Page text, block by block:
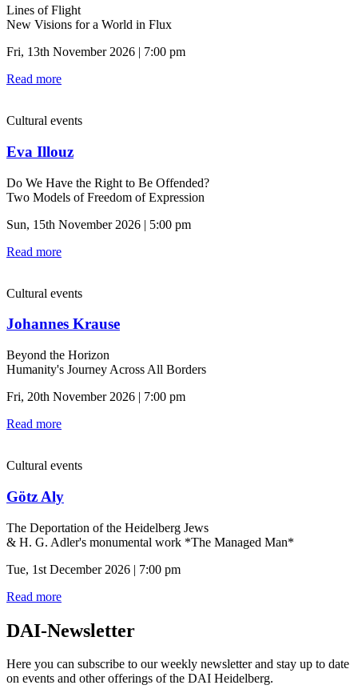
Lines of Flight
New Visions for a World in Flux
Fri, 13th November 2026 | 7:00 pm
Read more
Cultural events
Eva Illouz
Do We Have the Right to Be Offended?
Two Models of Freedom of Expression
Sun, 15th November 2026 | 5:00 pm
Read more
Cultural events
Johannes Krause
Beyond the Horizon
Humanity's Journey Across All Borders
Fri, 20th November 2026 | 7:00 pm
Read more
Cultural events
Götz Aly
The Deportation of the Heidelberg Jews
& H. G. Adler's monumental work *The Managed Man*
Tue, 1st December 2026 | 7:00 pm
Read more
DAI-Newsletter
Here you can subscribe to our weekly newsletter and stay up to date
on events and other offerings of the DAI Heidelberg.